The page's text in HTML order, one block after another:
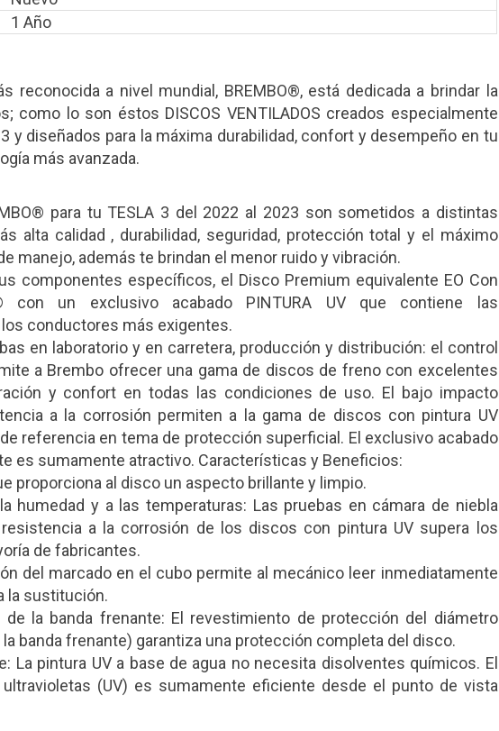
1 Año
reconocida a nivel mundial, BREMBO®, está dedicada a brindar la
como lo son éstos DISCOS VENTILADOS creados especialmente
y diseñados para la máxima durabilidad, confort y desempeño en tu
más avanzada.
para tu TESLA 3 del 2022 al 2023 son sometidos a distintas
alta calidad , durabilidad, seguridad, protección total y el máximo
manejo, además te brindan el menor ruido y vibración.
componentes específicos, el Disco Premium equivalente EO Con
con un exclusivo acabado PINTURA UV que contiene las
conductores más exigentes.
en laboratorio y en carretera, producción y distribución: el control
a Brembo ofrecer una gama de discos de freno con excelentes
y confort en todas las condiciones de uso. El bajo impacto
a la corrosión permiten a la gama de discos con pintura UV
referencia en tema de protección superficial. El exclusivo acabado
es sumamente atractivo. Características y Beneficios:
proporciona al disco un aspecto brillante y limpio.
humedad y a las temperaturas: Las pruebas en cámara de niebla
a la corrosión de los discos con pintura UV supera los
de fabricantes.
del marcado en el cubo permite al mecánico leer inmediatamente
la sustitución.
la banda frenante: El revestimiento de protección del diámetro
banda frenante) garantiza una protección completa del disco.
La pintura UV a base de agua no necesita disolventes químicos. El
(UV) es sumamente eficiente desde el punto de vista